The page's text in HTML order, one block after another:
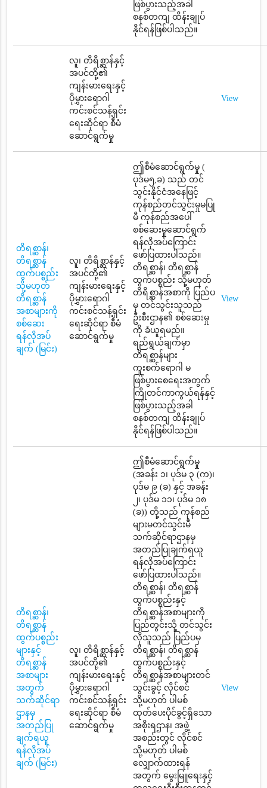
ဖြစ်ပွားသည့်အခါ
စနစ်တကျ ထိန်းချုပ်
နိုင်ရန်ဖြစ်ပါသည်။
လူ၊ တိရိစ္ဆာန်နှင့်
အပင်တို့၏
ကျန်းမားရေးနှင့်
ပိုမွှားရောဂါ
ကင်းစင်သန့်ရှင်း
ရေးဆိုင်ရာ စီမံ
ဆောင်ရွက်မှု
View
တိရစ္ဆာန်၊
တိရစ္ဆာန်
ထွက်ပစ္စည်း
သို့မဟုတ်
တိရစ္ဆာန်
အစာများကို
စစ်ဆေး
ရန်လိုအပ်
ချက် (မြင်း)
လူ၊ တိရိစ္ဆာန်နှင့်
အပင်တို့၏
ကျန်းမားရေးနှင့်
ပိုမွှားရောဂါ
ကင်းစင်သန့်ရှင်း
ရေးဆိုင်ရာ စီမံ
ဆောင်ရွက်မှု
ဤစီမံဆောင်ရွက်မှု (
ပုဒ်မ၅,ခ) သည် တင်
သွင်းနိုင်ငံအနေဖြင့်
ကုန်စည်တင်သွင်းမှုမပြု
မီ ကုန်စည်အပေါ်
စစ်ဆေးမှုဆောင်ရွက်
ရန်လိုအပ်ကြောင်း
ဖော်ပြထားပါသည်။
တိရစ္ဆာန်၊ တိရစ္ဆာန်
ထွက်ပစ္စည်း သို့မဟုတ်
တိရိစ္ဆာန်အစာကို ပြည်ပ
မှ တင်သွင်းသူသည်
ဦးစီးဌာန၏ စစ်ဆေးမှု
ကို ခံယူရမည်။
ရည်ရွယ်ချက်မှာ
တိရစ္ဆာန်များ
ကူးစက်ရောဂါ မ
ဖြစ်ပွားစေရေးအတွက်
ကြိုတင်ကာကွယ်ရန်နှင့်
ဖြစ်ပွားသည့်အခါ
စနစ်တကျ ထိန်းချုပ်
နိုင်ရန်ဖြစ်ပါသည်။
View
တိရစ္ဆာန်၊
တိရစ္ဆာန်
ထွက်ပစ္စည်း
များနှင့်
တိရစ္ဆာန်
အစာများ
အတွက်
သက်ဆိုင်ရာ
ဌာနမှ
အတည်ပြု
ချက်ရယူ
ရန်လိုအပ်
ချက် (မြင်း)
လူ၊ တိရိစ္ဆာန်နှင့်
အပင်တို့၏
ကျန်းမားရေးနှင့်
ပိုမွှားရောဂါ
ကင်းစင်သန့်ရှင်း
ရေးဆိုင်ရာ စီမံ
ဆောင်ရွက်မှု
ဤစီမံဆောင်ရွက်မှု
(အခန်း ၁၊ ပုဒ်မ ၃ (က)၊
ပုဒ်မ ၉ (ခ) နှင့် အခန်း
၂၊ ပုဒ်မ ၁၁၊ ပုဒ်မ ၁၈
(ခ)) တို့သည် ကုန်စည်
များမတင်သွင်းမီ
သက်ဆိုင်ရာဌာနမှ
အတည်ပြုချက်ရယူ
ရန်လိုအပ်ကြောင်း
ဖော်ပြထားပါသည်။
တိရစ္ဆာန်၊ တိရစ္ဆာန်
ထွက်ပစ္စည်းနှင့်
တိရစ္ဆာန်အစာများကို
ပြည်တွင်းသို့ တင်သွင်း
လိုသူသည် ပြည်ပမှ
တိရစ္ဆာန်၊ တိရစ္ဆာန်
ထွက်ပစ္စည်းနှင့်
တိရစ္ဆာန်အစာများတင်
သွင်းခွင့် လိုင်စင်
သို့မဟုတ် ပါမစ်
ထုတ်ပေးပိုင်ခွင့်ရှိသော
အစိုးရဌာန၊ အဖွဲ့
အစည်းတွင် လိုင်စင်
သို့မဟုတ် ပါမစ်
လျှောက်ထားရန်
အတွက် မွေးမြူရေးနှင့်
View